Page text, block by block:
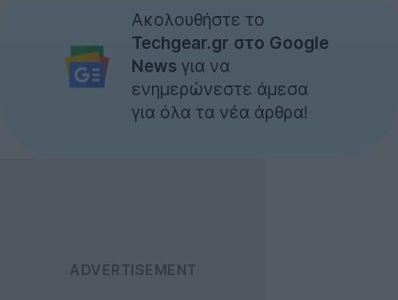
Ακολουθήστε το
Techgear.gr στο Google
News για να
ενημερώνεστε άμεσα
για όλα τα νέα άρθρα!